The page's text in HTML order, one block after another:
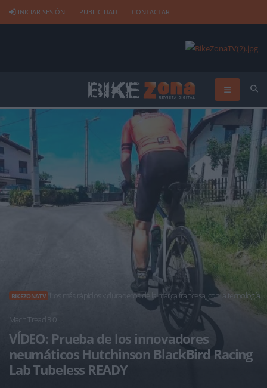
INICIAR SESIÓN PUBLICIDAD CONTACTAR
BIKEZONATV Los más rápidos y duraderos de la marca francesa, con la tecnología
Mach Tread 3.0
VÍDEO: Prueba de los innovadores
neumáticos Hutchinson BlackBird Racing
Lab Tubeless READY